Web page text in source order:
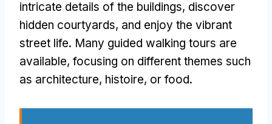
intricate details of the buildings, discover
hidden courtyards, and enjoy the vibrant
street life. Many guided walking tours are
available, focusing on different themes such
as architecture, histoire, or food.